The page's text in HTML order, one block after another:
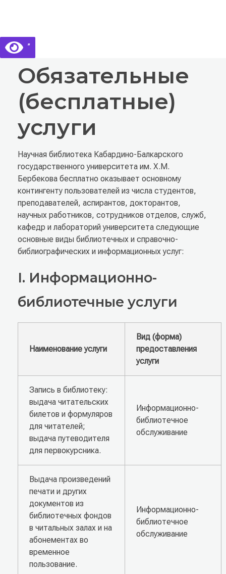
’’
Обязательные
(бесплатные)
услуги
Научная библиотека Кабардино-Балкарского
государственного университета им. Х.М.
Бербекова бесплатно оказывает основному
контингенту пользователей из числа студентов,
преподавателей, аспирантов, докторантов,
научных работников, сотрудников отделов, служб,
кафедр и лабораторий университета следующие
основные виды библиотечных и справочно-
библиографических и информационных услуг:
I. Информационно-
библиотечные услуги
Наименование услуги
Вид (форма)
предоставления
услуги
Запись в библиотеку:
выдача читательских
билетов и формуляров
для читателей;
выдача путеводителя
для первокурсника.
Информационно-
библиотечное
обслуживание
Выдача произведений
печати и других
документов из
библиотечных фондов
в читальных залах и на
абонементах во
временное
пользование.
Информационно-
библиотечное
обслуживание